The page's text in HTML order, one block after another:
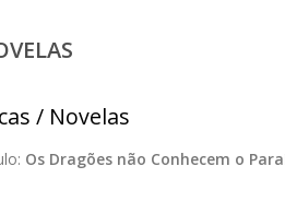
/ Novelas
Os Dragões não Conhecem o